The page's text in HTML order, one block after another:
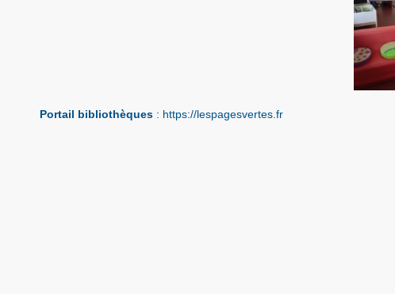
Portail bibliothèques : https://lespagesvertes.fr